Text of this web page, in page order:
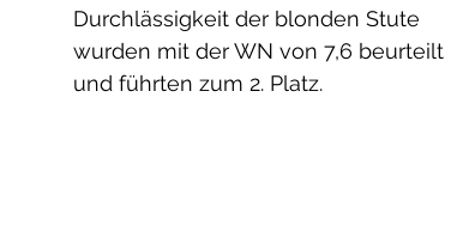
Durchlässigkeit der blonden Stute
wurden mit der WN von 7,6 beurteilt
und führten zum 2. Platz.